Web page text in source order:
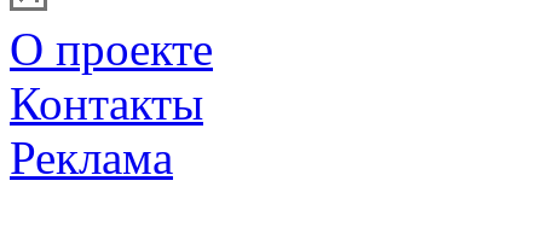
О проекте
Контакты
Реклама